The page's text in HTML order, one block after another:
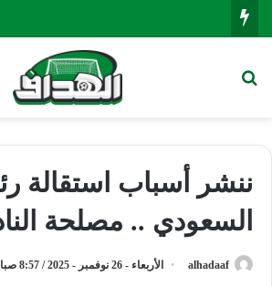
ننشر أسباب استقالة
السعودي .. مصلحة
alhadaaf الأربعاء - 26 نوفمبر - 2025 / 8:57 صباحًا